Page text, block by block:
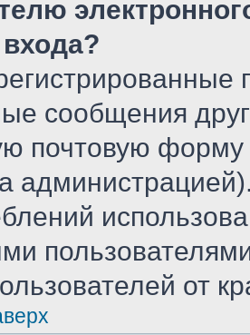
сообщения
почтовую
от